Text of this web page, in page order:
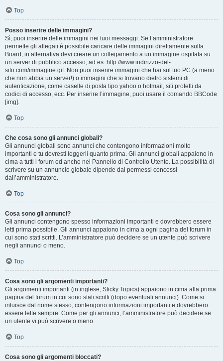
Top
Posso inserire delle immagini?
Sì, puoi inserire delle immagini nei tuoi messaggi. Se l’amministratore
permette gli allegati è possibile caricare delle immagini direttamente sulla
Board; in alternativa devi creare un collegamento a un’immagine ospitata su
un server di pubblico accesso, ad es. http://www.indirizzo-del-
sito.com/immagine.gif. Non puoi inserire immagini che hai sul tuo PC (a meno
che non abbia un server!) o immagini che si trovano dietro sistemi di
autenticazione, come caselle di posta tipo yahoo o hotmail, siti protetti da
codici di accesso, ecc. Per inserire l’immagine, puoi usare il comando BBCode
[img].
Top
Che cosa sono gli annunci globali?
Gli annunci globali sono annunci che contengono informazioni molto
importanti e tu dovresti leggerli quanto prima. Gli annunci globali appaiono in
cima a tutti i forum ed anche nel Pannello di Controllo Utente. La possibilità di
scrivere su un annuncio globale dipende dai permessi concessi
dall’amministratore.
Top
Cosa sono gli annunci?
Gli annunci contengono spesso informazioni importanti e dovrebbero essere
letti prima possibile. Gli annunci appaiono in cima a ogni pagina del forum in
cui sono stati scritti. L’amministratore può decidere se un utente può scrivere
negli annunci o meno.
Top
Cosa sono gli argomenti importanti?
Gli argomenti importanti (in inglese, Sticky Topics) appaiono in cima alla prima
pagina del forum in cui sono stati scritti (dopo eventuali annunci). Come si
intuisce dal nome stesso, contengono informazioni importanti e dovrebbero
essere lette sempre. Come per gli annunci, l’amministratore può decidere se
un utente vi può scrivere o meno.
Top
Cosa sono gli argomenti bloccati?